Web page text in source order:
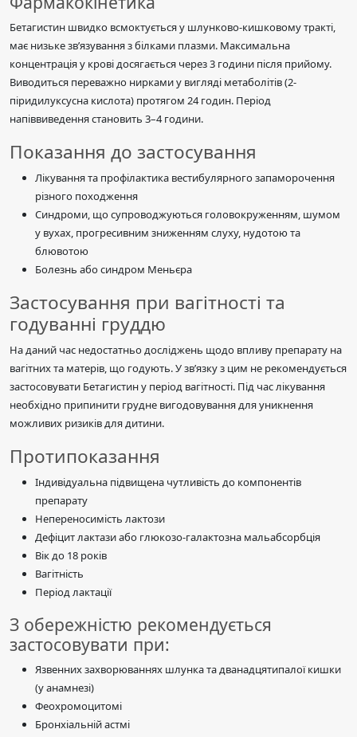
Бетагистин швидко всмоктується у шлунково-кишковому тракті,
має низьке зв’язування з білками плазми. Максимальна
концентрація у крові досягається через 3 години після прийому.
Виводиться переважно нирками у вигляді метаболітів (2-
піридилуксусна кислота) протягом 24 годин. Період
напіввиведення становить 3–4 години.
Показання до застосування
Лікування та профілактика вестибулярного запаморочення
різного походження
Синдроми, що супроводжуються головокруженням, шумом
у вухах, прогресивним зниженням слуху, нудотою та
блювотою
Болезнь або синдром Меньєра
Застосування при вагітності та
годуванні груддю
На даний час недостатньо досліджень щодо впливу препарату на
вагітних та матерів, що годують. У зв’язку з цим не рекомендується
застосовувати Бетагистин у період вагітності. Під час лікування
необхідно припинити грудне вигодовування для уникнення
можливих ризиків для дитини.
Протипоказання
Індивідуальна підвищена чутливість до компонентів
препарату
Непереносимість лактози
Дефіцит лактази або глюкозо-галактозна мальабсорбція
Вік до 18 років
Вагітність
Період лактації
З обережністю рекомендується
застосовувати при:
Язвенних захворюваннях шлунка та дванадцятипалої кишки
(у анамнезі)
Феохромоцитомі
Бронхіальній астмі